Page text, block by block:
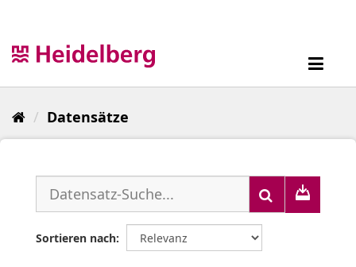
Datensätze
Sortieren nach